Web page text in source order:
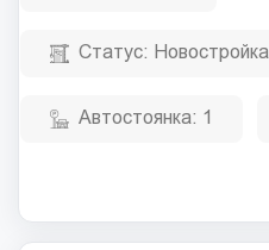
Статус: Новостройка
Автостоянка: 1